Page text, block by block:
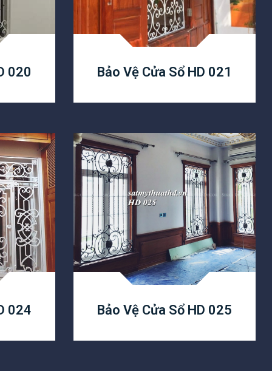
020 Bảo Vệ Cửa Sổ HD 021
024 Bảo Vệ Cửa Sổ HD 025